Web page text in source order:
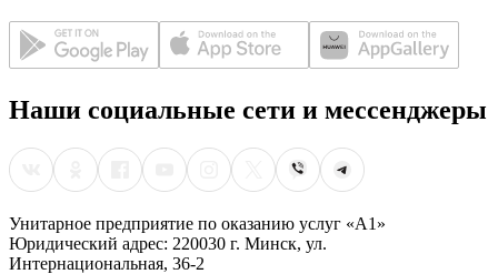
Наши социальные сети и мессенджеры
Унитарное предприятие по оказанию услуг «А1»
Юридический адрес: 220030 г. Минск, ул.
Интернациональная, 36-2